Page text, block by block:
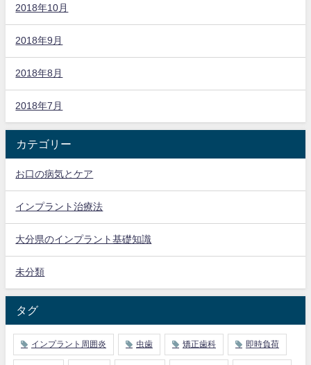
2018年10月
2018年9月
2018年8月
2018年7月
カテゴリー
お口の病気とケア
インプラント治療法
大分県のインプラント基礎知識
未分類
タグ
インプラント周囲炎 虫歯 矯正歯科 即時負荷